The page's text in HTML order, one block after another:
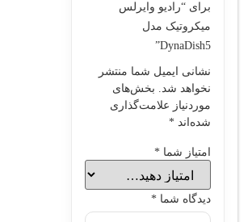
برای “رادیو وایرلس
میکروتیک مدل
DynaDish5”
نشانی ایمیل شما منتشر
نخواهد شد. بخش‌های
موردنیاز علامت‌گذاری
شده‌اند *
امتیاز شما *
دیدگاه شما *